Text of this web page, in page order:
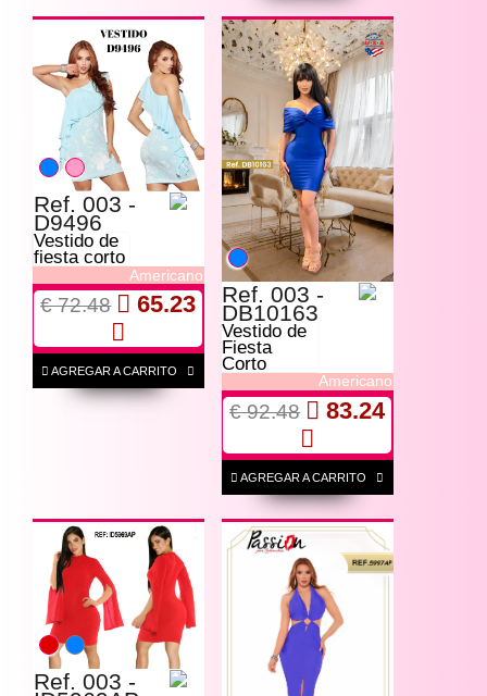
Ref. 003 -
D9496
Vestido de
fiesta corto
Americano
€ 72.48 65.23
AGREGAR A CARRITO
Ref. 003 -
DB10163
Vestido de
Fiesta
Corto
Americano
€ 92.48 83.24
AGREGAR A CARRITO
Ref. 003 -